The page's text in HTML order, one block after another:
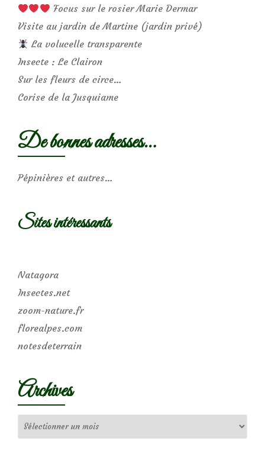
Focus sur le rosier Marie Dermar
Visite au jardin de Martine (jardin privé)
La volucelle transparente
Insecte : Le Clairon
Sur les fleurs de circe…
Corise de la Jusquiame
De bonnes adresses…
Pépinières et autres…
Sites intéressants
Natagora
Insectes.net
zoom-nature.fr
florealpes.com
notesdeterrain
Archives